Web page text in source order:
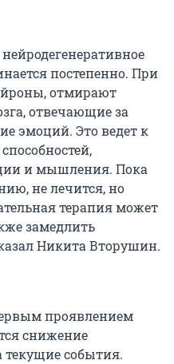
постепенно. При
отмирают
отвечающие за
эмоций. Это ведет к
и мышления. Пока
не лечится, но
терапия может
замедлить
Никита Вторушин.
проявлением
снижение
события.